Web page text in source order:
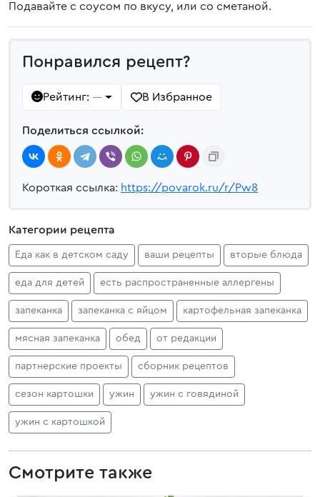
Подавайте с соусом по вкусу, или со сметаной.
Понравился рецепт?
Рейтинг: — В Избранное
Поделиться ссылкой:
Короткая ссылка: https://povarok.ru/r/Pw8
Категории рецепта
Еда как в детском саду ваши рецепты вторые блюда
еда для детей есть распространенные аллергены
запеканка запеканка с яйцом картофельная запеканка
мясная запеканка обед от редакции
партнерские проекты сборник рецептов
сезон картошки ужин ужин с говядиной
ужин с картошкой
Смотрите также